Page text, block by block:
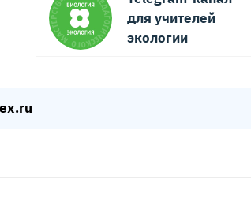
для учителей
экологии